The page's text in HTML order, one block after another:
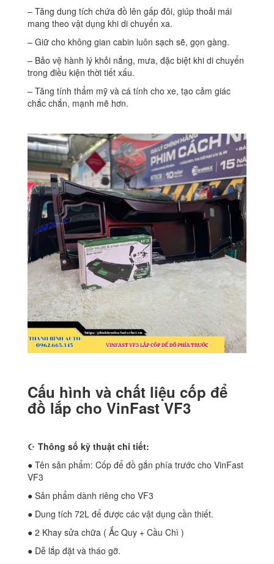
– Tăng dung tích chứa đồ lên gấp đôi, giúp thoải mái
mang theo vật dụng khi di chuyển xa.
– Giữ cho không gian cabin luôn sạch sẽ, gọn gàng.
– Bảo vệ hành lý khỏi nắng, mưa, đặc biệt khi di chuyển
trong điều kiện thời tiết xấu.
– Tăng tính thẩm mỹ và cá tính cho xe, tạo cảm giác
chắc chắn, mạnh mẽ hơn.
Cấu hình và chất liệu cốp để
đồ lắp cho VinFast VF3
☪ Thông số kỹ thuật chi tiết:
● Tên sản phẩm: Cốp để đồ gắn phía trước cho VinFast
VF3
● Sản phẩm dành riêng cho VF3
● Dung tích 72L để được các vật dụng cần thiết.
● 2 Khay sửa chữa ( Ắc Quy + Cầu Chì )
● Dễ lắp đặt và tháo gỡ.